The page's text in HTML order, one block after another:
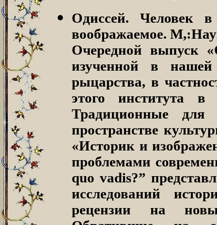
Одиссей. Человек
воображаемое.
Очередной выпуск
изученной в
рыцарства, в
этого института
Традиционные для
пространстве
«Историк и
проблемами
quo vadis?”
исследований
рецензии на